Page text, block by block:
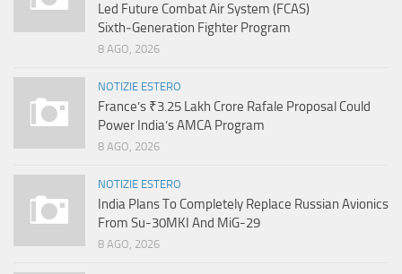
Led Future Combat Air System (FCAS)
Sixth‑Generation Fighter Program
8 AGO, 2026
NOTIZIE ESTERO
France’s ₹3.25 Lakh Crore Rafale Proposal Could
Power India’s AMCA Program
8 AGO, 2026
NOTIZIE ESTERO
India Plans To Completely Replace Russian Avionics
From Su-30MKI And MiG-29
8 AGO, 2026